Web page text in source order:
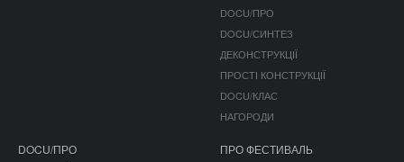
DOCU/ПРО
DOCU/СИНТЕЗ
ДЕКОНСТРУКЦІЇ
ПРОСТІ КОНСТРУКЦІЇ
DOCU/КЛАС
НАГОРОДИ
DOCU/ПРО ПРО ФЕСТИВАЛЬ